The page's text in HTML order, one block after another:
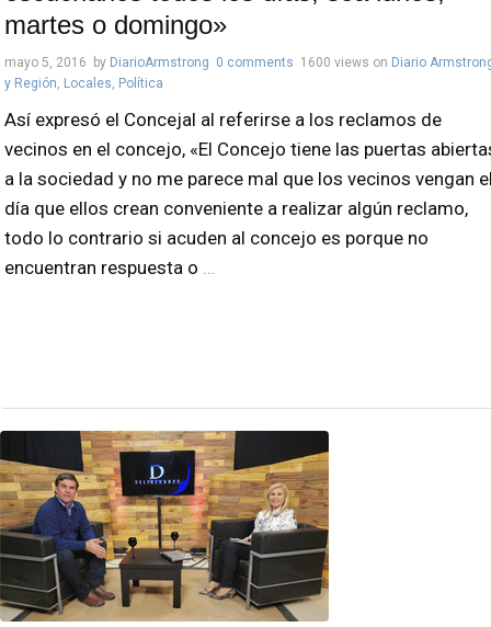
martes o domingo»
mayo 5, 2016 by DiarioArmstrong 0 comments 1600 views on Diario
y Región, Locales, Política
Así expresó el Concejal al referirse a los reclamos de
vecinos en el concejo, «El Concejo tiene las puertas
a la sociedad y no me parece mal que los vecinos vengan
día que ellos crean conveniente a realizar algún reclamo,
todo lo contrario si acuden al concejo es porque no
encuentran respuesta o …